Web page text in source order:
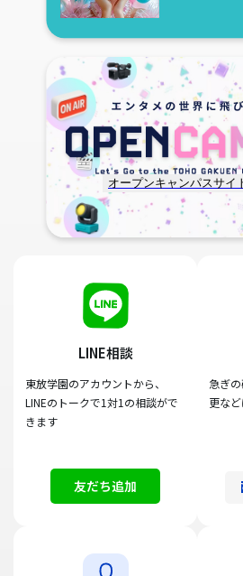
オープンキャンパスサイ
LINE相談
東放学園のアカウントから、
LINEのトークで1対1の相談がで
きます
友だち追加
急ぎ
更な